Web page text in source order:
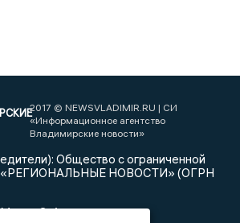
2017 © NEWSVLADIMIR.RU | СИ
«Информационное агентство
Владимирские новости»
Общество с ограниченной
«РЕГИОНАЛЬНЫЕ НОВОСТИ» (ОГРН
С. А.